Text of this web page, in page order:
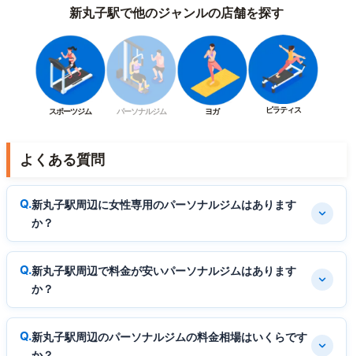
新丸子駅で他のジャンルの店舗を探す
スポーツジム パーソナルジム ヨガ ピラティス
よくある質問
新丸子駅周辺に女性専用のパーソナルジムはあります
か？
新丸子駅周辺で料金が安いパーソナルジムはあります
か？
新丸子駅周辺のパーソナルジムの料金相場はいくらです